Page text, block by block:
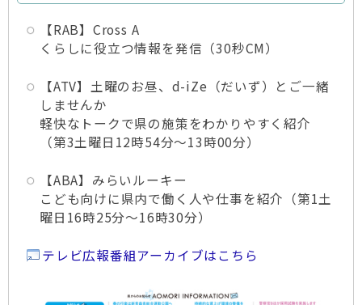
【RAB】Cross A
くらしに役立つ情報を発信（30秒CM）
【ATV】土曜のお昼、d-iZe（だいず）とご一緒
しませんか
軽快なトークで県の施策をわかりやすく紹介
（第3土曜日12時54分〜13時00分）
【ABA】みらいルーキー
こども向けに県内で働く人や仕事を紹介（第1土
曜日16時25分〜16時30分）
テレビ広報番組アーカイブはこちら